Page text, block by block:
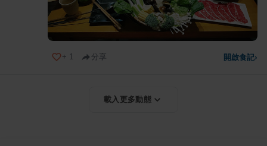
+ 1 分享 開啟食記›
載入更多動態